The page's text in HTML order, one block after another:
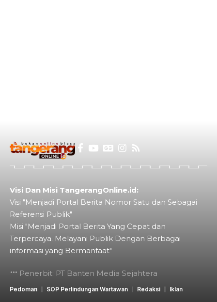
Visi Dan Misi TangerangOnline.id:
Visi "Menjadi Portal Berita Nomor Satu dan Sebagai
Referensi Publik"
Misi "Menjadi Portal Berita Yang Cepat dan
Terpercaya. Melayani Publik Dengan Berbagai
informasi yang Bermanfaat"
Penerbit: PT Banten Media Sejahtera
Pedoman SOP Perlindungan Wartawan Redaksi Iklan